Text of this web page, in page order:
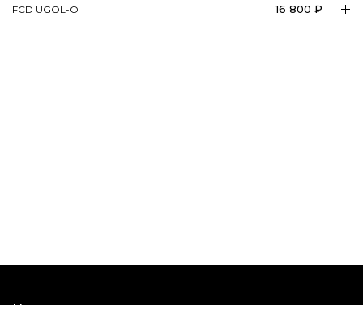
FCD UGOL-O 16 800 ₽
Наши шоурумы